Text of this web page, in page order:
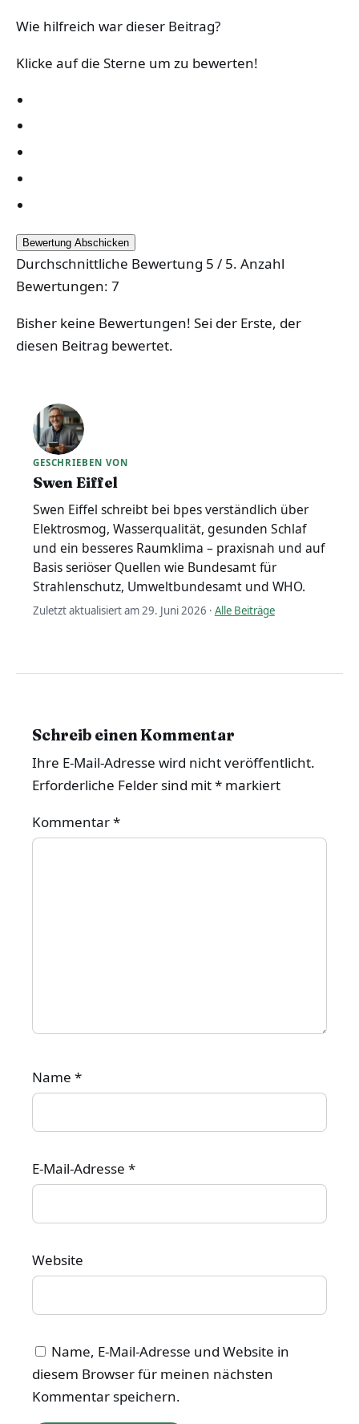
Wie hilfreich war dieser Beitrag?
Klicke auf die Sterne um zu bewerten!
Bewertung Abschicken
Durchschnittliche Bewertung 5 / 5. Anzahl
Bewertungen: 7
Bisher keine Bewertungen! Sei der Erste, der
diesen Beitrag bewertet.
GESCHRIEBEN VON
Swen Eiffel
Swen Eiffel schreibt bei bpes verständlich über
Elektrosmog, Wasserqualität, gesunden Schlaf
und ein besseres Raumklima – praxisnah und auf
Basis seriöser Quellen wie Bundesamt für
Strahlenschutz, Umweltbundesamt und WHO.
Zuletzt aktualisiert am 29. Juni 2026 · Alle Beiträge
Schreib einen Kommentar
Ihre E-Mail-Adresse wird nicht veröffentlicht.
Erforderliche Felder sind mit* markiert
Kommentar*
Name *
E-Mail-Adresse *
Website
Name, E-Mail-Adresse und Website in
diesem Browser für meinen nächsten
Kommentar speichern.